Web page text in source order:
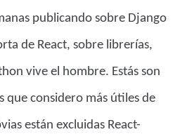
publicando sobre Django
de React, sobre librerías,
vive el hombre. Estás son
que considero más útiles de
están excluidas React-